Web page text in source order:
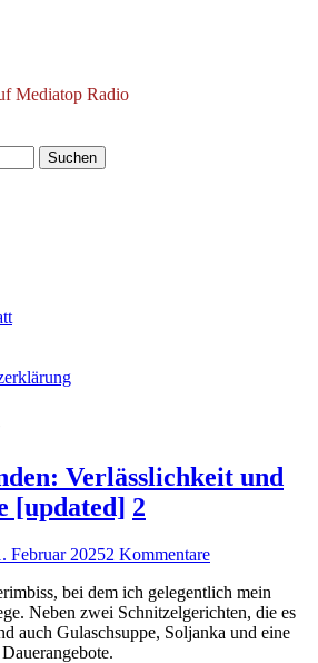
Mediatop Radio
Verlässlichkeit und
[updated] 2
Februar 20252 Kommentarezu
Tugenden:
Verlässlichkeit
und
bei dem ich gelegentlich mein
Neben zwei Schnitzelgerichten, die es
auch Gulaschsuppe, Soljanka und eine